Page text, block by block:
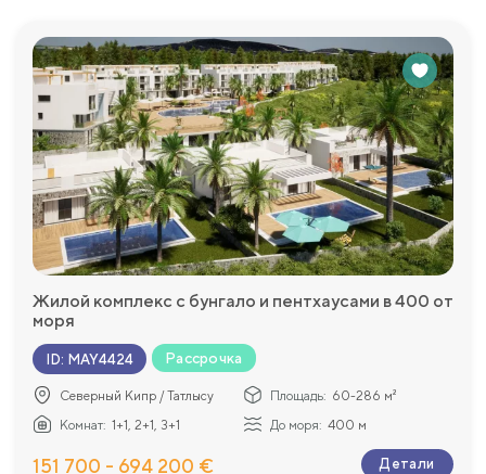
Жилой комплекс с бунгало и пентхаусами в 400 от
моря
ID: MAY4424 Рассрочка
Северный Кипр / Татлысу Площадь: 60-286 м²
Комнат: 1+1, 2+1, 3+1 До моря: 400 м
151 700 - 694 200 € Детали